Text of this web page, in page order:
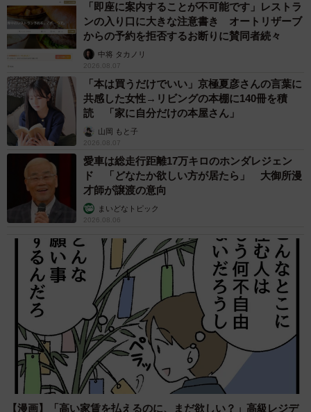
「即座に案内することが不可能です」レストラ
ンの入り口に大きな注意書き オートリザーブ
からの予約を拒否するお断りに賛同者続々
中将 タカノリ
2026.08.07
「本は買うだけでいい」京極夏彦さんの言葉に
共感した女性→リビングの本棚に140冊を積
読 「家に自分だけの本屋さん」
山岡 もと子
2026.08.07
愛車は総走行距離17万キロのホンダレジェン
ド 「どなたか欲しい方が居たら」 大御所漫
才師が譲渡の意向
まいどなトピック
2026.08.06
【漫画】「高い家賃を払えるのに、まだ欲しい？」高級レジデ